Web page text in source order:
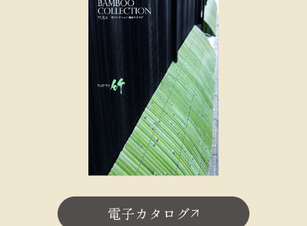
電子カタログ